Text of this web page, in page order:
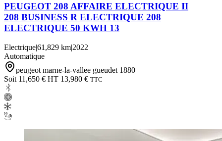
PEUGEOT 208 AFFAIRE ELECTRIQUE II
208 BUSINESS R ELECTRIQUE 208
ELECTRIQUE 50 KWH 13
Electrique|61,829 km|2022
Automatique
peugeot marne-la-vallee gueudet 1880
Soit 11,650 € HT 13,980 € TTC